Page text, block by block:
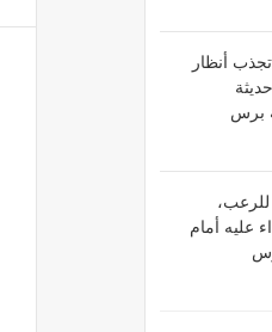
أنظار
برس
عليه أمام